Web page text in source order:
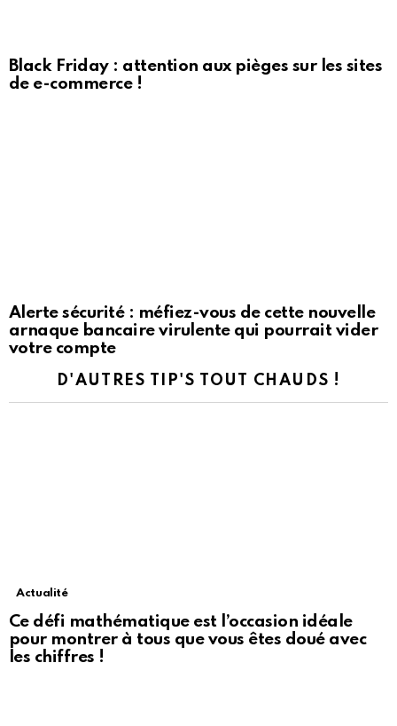
Black Friday : attention aux pièges sur les sites
de e-commerce !
Alerte sécurité : méfiez-vous de cette nouvelle
arnaque bancaire virulente qui pourrait vider
votre compte
D'AUTRES TIP'S TOUT CHAUDS !
Actualité
Ce défi mathématique est l’occasion idéale
pour montrer à tous que vous êtes doué avec
les chiffres !